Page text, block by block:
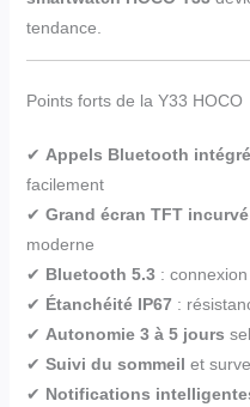
tendance.
Points forts de la Y33 HOCO
✔ Appels Bluetooth
facilement
✔ Grand écran TFT
moderne
✔ Bluetooth 5.3: connexion
✔ Étanchéité IP67 :
✔ Autonomie 3 à 5 jours
✔ Suivi du sommeil et
✔ Notifications